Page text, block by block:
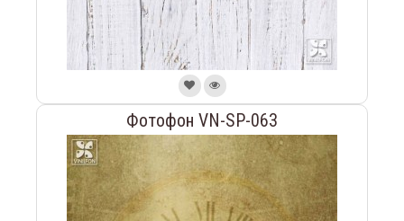
Фотофон VN-SP-063